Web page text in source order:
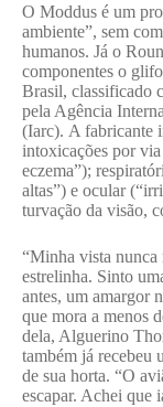
O Moddus é um
ambiente”, sem
humanos. Já o
componentes o
Brasil, classificado
pela Agência
(Iarc). A fabricante
intoxicações por
eczema”);
altas”) e ocular
turvação da visão,
“Minha vista nunca
estrelinha. Sinto
antes, um amargor
que mora a menos
dela, Alguerino
também já recebeu
de sua horta. “O
escapar. Achei que